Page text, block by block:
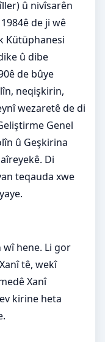
û nivîsarên
de ji wê
Kütüphanesi
û dibe
de bûye
neqişkirin,
wezaretê de di
Genel
û Geşkirina
Di
teqauda xwe
hene. Li gor
tê, wekî
Xanî
kirine heta